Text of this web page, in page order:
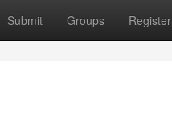
Submit Groups Register